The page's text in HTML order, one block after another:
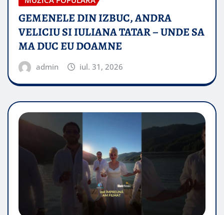
GEMENELE DIN IZBUC, ANDRA
VELICIU SI IULIANA TATAR – UNDE SA
MA DUC EU DOAMNE
admin iul. 31, 2026